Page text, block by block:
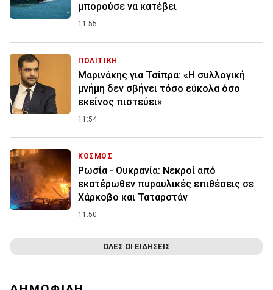
μπορούσε να κατέβει
11:55
ΠΟΛΙΤΙΚΗ
Μαρινάκης για Τσίπρα: «Η συλλογική
μνήμη δεν σβήνει τόσο εύκολα όσο
εκείνος πιστεύει»
11:54
ΚΟΣΜΟΣ
Ρωσία - Ουκρανία: Νεκροί από
εκατέρωθεν πυραυλικές επιθέσεις σε
Χάρκοβο και Ταταρστάν
11:50
ΟΛΕΣ ΟΙ ΕΙΔΗΣΕΙΣ